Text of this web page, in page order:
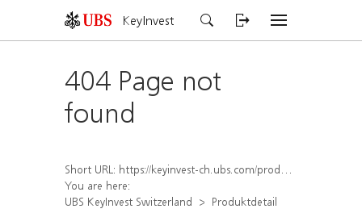
KeyInvest
404 Page not
found
Short URL: https://keyinvest-ch.ubs.com/produkt/detail/index/isin/CH1577805646
You are here:
UBS KeyInvest Switzerland
Produktdetail